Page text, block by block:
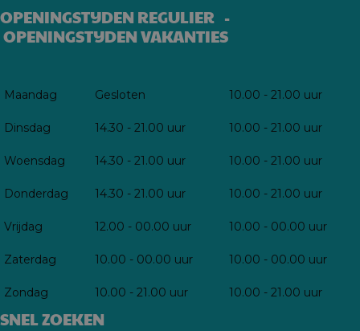
OPENINGSTIJDEN REGULIER -
OPENINGSTIJDEN VAKANTIES
Maandag Gesloten 10.00 - 21.00 uur
Dinsdag 14.30 - 21.00 uur 10.00 - 21.00 uur
Woensdag 14.30 - 21.00 uur 10.00 - 21.00 uur
Donderdag 14.30 - 21.00 uur 10.00 - 21.00 uur
Vrijdag 12.00 - 00.00 uur 10.00 - 00.00 uur
Zaterdag 10.00 - 00.00 uur 10.00 - 00.00 uur
Zondag 10.00 - 21.00 uur 10.00 - 21.00 uur
SNEL ZOEKEN